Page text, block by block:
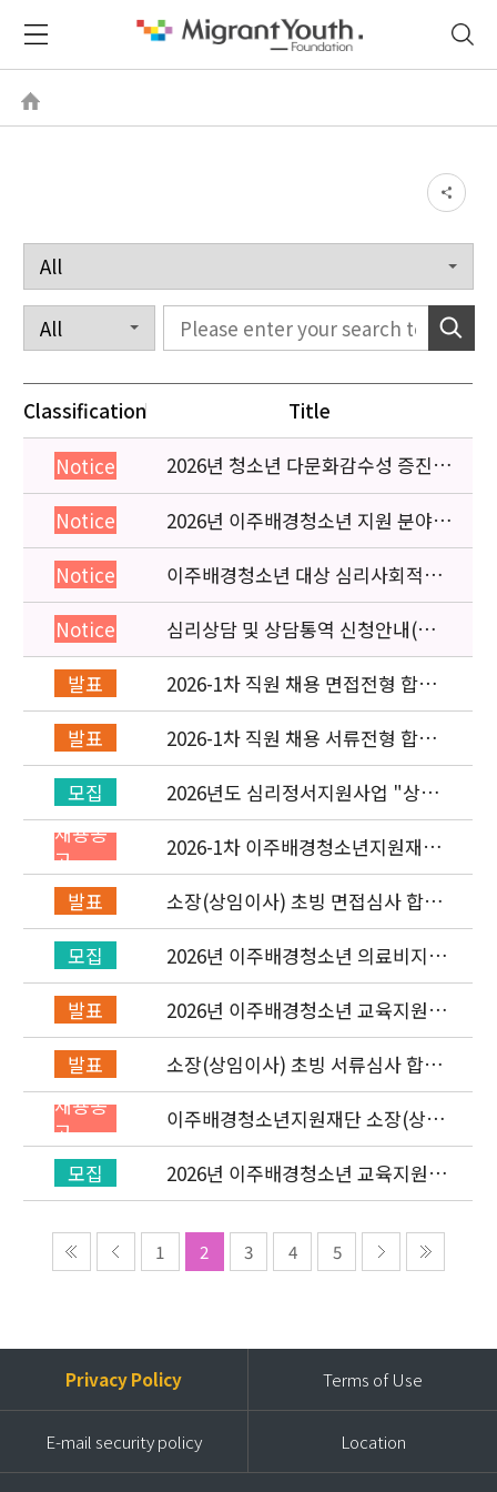
Classification Title
Notice
2026년 청소년 다문화감수성 증진
프로그램 「다가감」신청기관 안내
Notice
2026년 이주배경청소년 지원 분야
종사자 역량강화 교육 일정 안내
Notice
이주배경청소년 대상 심리사회적응
검사 연수동영상 개편 안내
Notice
심리상담 및 상담통역 신청안내(의뢰
서첨부)
발표
2026-1차 직원 채용 면접전형 합격
자 발표 및 적격심사 안내
발표
2026-1차 직원 채용 서류전형 합격
자 발표 및 면접전형 안내
모집
2026년도 심리정서지원사업 "상담
통역지원사(중국어, 베트남어, 러시
아어어, 몽골어)" 선발 공고
채용공
고
2026-1차 이주배경청소년지원재단
직원(기획운영실/사업운영부) 채용
공고 (~3/22)
발표
소장(상임이사) 초빙 면접심사 합격
자 발표
모집
2026년 이주배경청소년 의료비지원
사업 안내(사업 마감)
발표
2026년 이주배경청소년 교육지원사
업 레인보우스쿨 개설기관 선정 결과
발표
소장(상임이사) 초빙 서류심사 합격
자 발표 및 면접 심사 안내
채용공
고
이주배경청소년지원재단 소장(상임
이사) 초빙 공고
모집
2026년 이주배경청소년 교육지원사
업 ‘레인보우스쿨’ 개설기관 신청 공
1 2 3 4 5
Privacy Policy Terms of Use
E-mail security policy Location